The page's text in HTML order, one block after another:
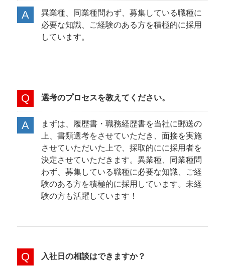
異業種、同業種問わず、募集している職種に
必要な知識、ご経験のある方を積極的に採用
しています。
選考のプロセスを教えてください。
まずは、履歴書・職務経歴書を当社に郵送の
上、書類選考をさせていただき、面接を実施
させていただいた上で、採取的にに採用者を
決定させていただきます。異業種、同業種問
わず、募集している職種に必要な知識、ご経
験のある方を積極的に採用しています。未経
験の方も活躍しています！
入社日の相談はできますか？